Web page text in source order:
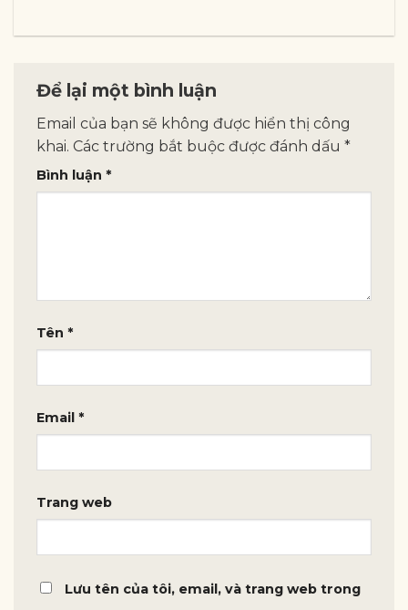
Để lại một bình luận
Email của bạn sẽ không được hiển thị công
khai. Các trường bắt buộc được đánh dấu *
Bình luận *
Tên *
Email *
Trang web
Lưu tên của tôi, email, và trang web trong